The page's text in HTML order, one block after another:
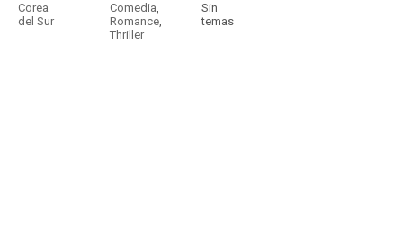
Corea
del Sur
Comedia,
Romance,
Thriller
Sin
temas